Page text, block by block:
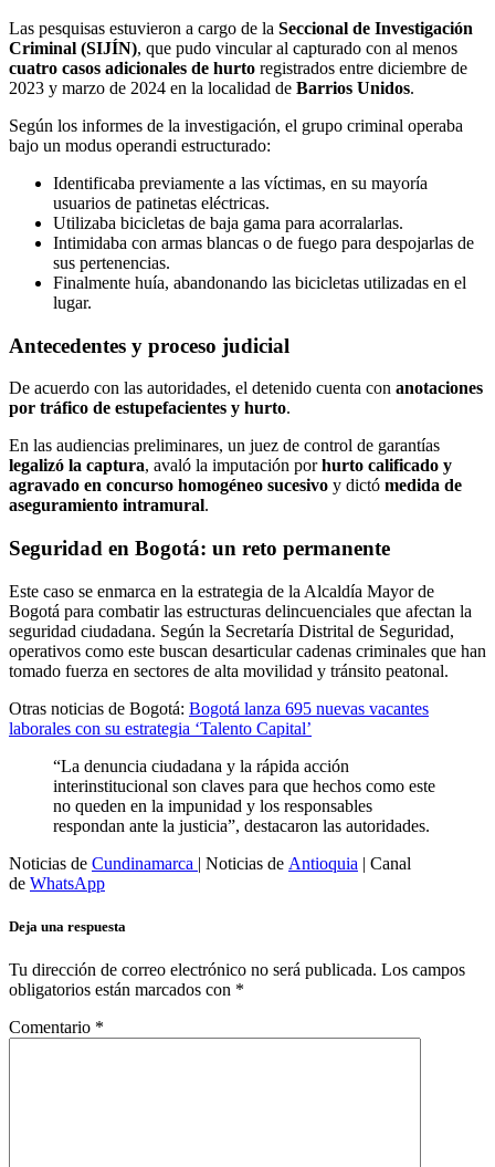
Las pesquisas estuvieron a cargo de la Seccional de Investigación
Criminal (SIJÍN), que pudo vincular al capturado con al menos
cuatro casos adicionales de hurto registrados entre diciembre de
2023 y marzo de 2024 en la localidad de Barrios Unidos.
Según los informes de la investigación, el grupo criminal operaba
bajo un modus operandi estructurado:
Identificaba previamente a las víctimas, en su mayoría
usuarios de patinetas eléctricas.
Utilizaba bicicletas de baja gama para acorralarlas.
Intimidaba con armas blancas o de fuego para despojarlas de
sus pertenencias.
Finalmente huía, abandonando las bicicletas utilizadas en el
lugar.
Antecedentes y proceso judicial
De acuerdo con las autoridades, el detenido cuenta con anotaciones
por tráfico de estupefacientes y hurto.
En las audiencias preliminares, un juez de control de garantías
legalizó la captura, avaló la imputación porhurto calificado y
agravado en concurso homogéneo sucesivo y dictó medida de
aseguramiento intramural.
Seguridad en Bogotá: un reto permanente
Este caso se enmarca en la estrategia de la Alcaldía Mayor de
Bogotá para combatir las estructuras delincuenciales que afectan la
seguridad ciudadana. Según la Secretaría Distrital de Seguridad,
operativos como este buscan desarticular cadenas criminales que han
tomado fuerza en sectores de alta movilidad y tránsito peatonal.
Otras noticias de Bogotá: Bogotá lanza 695 nuevas vacantes
laborales con su estrategia ‘Talento Capital’
“La denuncia ciudadana y la rápida acción
interinstitucional son claves para que hechos como este
no queden en la impunidad y los responsables
respondan ante la justicia”, destacaron las autoridades.
Noticias de Cundinamarca | Noticias de Antioquia | Canal
de WhatsApp
Deja una respuesta
Tu dirección de correo electrónico no será publicada. Los campos
obligatorios están marcados con *
Comentario *